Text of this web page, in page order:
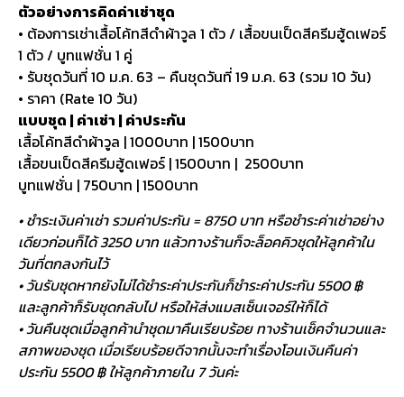
ตัวอย่างการคิดค่าเช่าชุด
• ต้องการเช่าเสื้อโค้ทสีดำผ้าวูล 1 ตัว / เสื้อขนเป็ดสีครีมฮู้ดเฟอร์
1 ตัว / บูทแฟชั่น 1 คู่
• รับชุดวันที่ 10 ม.ค. 63 – คืนชุดวันที่ 19 ม.ค. 63 (รวม 10 วัน)
• ราคา (Rate 10 วัน)
แบบชุด | ค่าเช่า | ค่าประกัน
เสื้อโค้ทสีดำผ้าวูล | 1000บาท | 1500บาท
เสื้อขนเป็ดสีครีมฮู้ดเฟอร์ | 1500บาท | 2500บาท
บูทแฟชั่น | 750บาท | 1500บาท
• ชำระเงินค่าเช่า รวมค่าประกัน = 8750 บาท หรือชำระค่าเช่าอย่าง
เดียวก่อนก็ได้ 3250 บาท แล้วทางร้านก็จะล็อคคิวชุดให้ลูกค้าใน
วันที่ตกลงกันไว้
• วันรับชุดหากยังไม่ได้ชำระค่าประกันก็ชำระค่าประกัน 5500 ฿
และลูกค้าก็รับชุดกลับไป หรือให้ส่งแมสเซ็นเจอร์ให้ก็ได้
• วันคืนชุดเมื่อลูกค้านำชุดมาคืนเรียบร้อย ทางร้านเช็คจำนวนและ
สภาพของชุด เมื่อเรียบร้อยดีจากนั้นจะทำเรื่องโอนเงินคืนค่า
ประกัน 5500 ฿ ให้ลูกค้าภายใน 7 วันค่ะ